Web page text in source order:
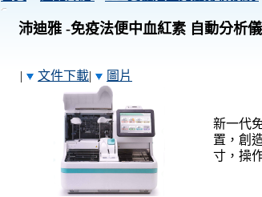
沛迪雅 -免疫法便中血紅素 自動分析
| 文件下載| 圖片
新一代
置，創
寸，操